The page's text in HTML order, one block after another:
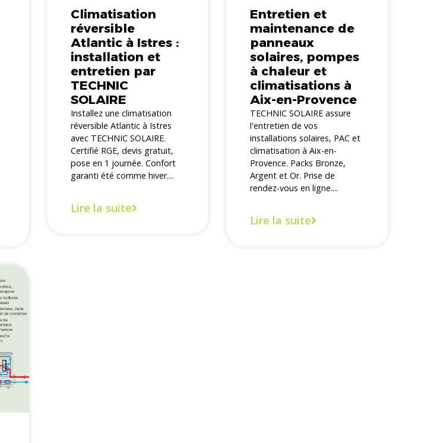
Climatisation
réversible
Atlantic à Istres :
installation et
entretien par
TECHNIC
SOLAIRE
Installez une climatisation
réversible Atlantic à Istres
avec TECHNIC SOLAIRE.
Certifié RGE, devis gratuit,
pose en 1 journée. Confort
garanti été comme hiver....
Lire la suite
Entretien et
maintenance de
panneaux
solaires, pompes
à chaleur et
climatisations à
Aix-en-Provence
TECHNIC SOLAIRE assure
l'entretien de vos
installations solaires, PAC et
climatisation à Aix-en-
Provence. Packs Bronze,
Argent et Or. Prise de
rendez-vous en ligne....
Lire la suite